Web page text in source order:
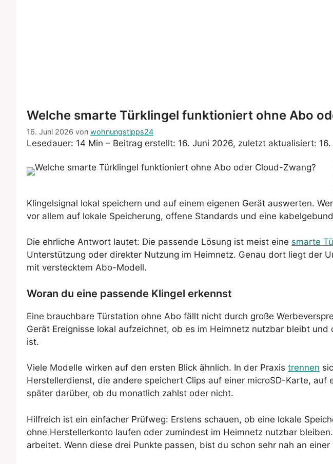
Welche smarte Türklingel funktioniert ohne Abo
16. Juni 2026 von wohnungstipps24
Lesedauer: 14 Min – Beitrag erstellt: 16. Juni 2026, zuletzt aktualisiert:
Klingelsignal lokal speichern und auf einem eigenen Gerät auswerten.
vor allem auf lokale Speicherung, offene Standards und eine
Die ehrliche Antwort lautet: Die passende Lösung ist meist eine smarte
Unterstützung oder direkter Nutzung im Heimnetz. Genau dort liegt der
mit verstecktem Abo-Modell.
Woran du eine passende Klingel erkennst
Eine brauchbare Türstation ohne Abo fällt nicht durch große
Gerät Ereignisse lokal aufzeichnet, ob es im Heimnetz nutzbar bleibt
ist.
Viele Modelle wirken auf den ersten Blick ähnlich. In der Praxis trennen
Herstellerdienst, die andere speichert Clips auf einer microSD-Karte,
später darüber, ob du monatlich zahlst oder nicht.
Hilfreich ist ein einfacher Prüfweg: Erstens schauen, ob eine lokale
ohne Herstellerkonto laufen oder zumindest im Heimnetz nutzbar
arbeitet. Wenn diese drei Punkte passen, bist du schon sehr nah an